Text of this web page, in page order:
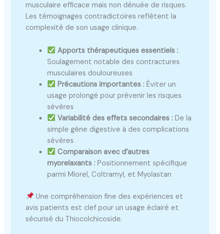
musculaire efficace mais non dénuée de risques.
Les témoignages contradictoires reflètent la
complexité de son usage clinique.
Apports thérapeutiques essentiels :
Soulagement notable des contractures
musculaires douloureuses
Précautions importantes :Éviter un
usage prolongé pour prévenir les risques
sévères
Variabilité des effets secondaires :De la
simple gêne digestive à des complications
sévères
Comparaison avec d’autres
myorelaxants : Positionnement spécifique
parmi Miorel, Coltramyl, et Myolastan
Une compréhension fine des expériences et
avis patients est clef pour un usage éclairé et
sécurisé du Thiocolchicoside.